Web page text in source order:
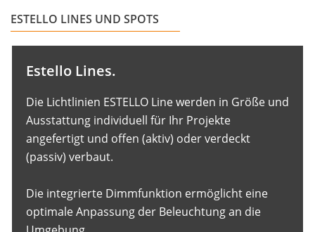
ESTELLO LINES UND SPOTS
Estello Lines.
Die Lichtlinien ESTELLO Line werden in Größe und
Ausstattung individuell für Ihr Projekte
angefertigt und offen (aktiv) oder verdeckt
(passiv) verbaut.
Die integrierte Dimmfunktion ermöglicht eine
optimale Anpassung der Beleuchtung an die